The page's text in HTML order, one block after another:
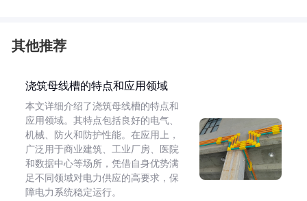
其他推荐
浇筑母线槽的特点和应用领域
本文详细介绍了浇筑母线槽的特点和
应用领域。其特点包括良好的电气、
机械、防火和防护性能。在应用上，
广泛用于商业建筑、工业厂房、医院
和数据中心等场所，凭借自身优势满
足不同领域对电力供应的高要求，保
障电力系统稳定运行。